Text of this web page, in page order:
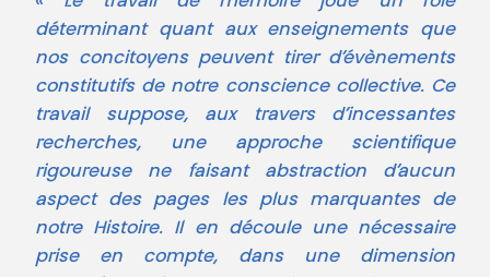
déterminant quant aux enseignements que
nos concitoyens peuvent tirer d’évènements
constitutifs de notre conscience collective. Ce
travail suppose, aux travers d’incessantes
recherches, une approche scientifique
rigoureuse ne faisant abstraction d’aucun
aspect des pages les plus marquantes de
notre Histoire. Il en découle une nécessaire
prise en compte, dans une dimension